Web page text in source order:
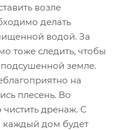
возле
делать
водой. За
тоже следить, чтобы
земле.
на
плесень. Во
дренаж. С
дом будет